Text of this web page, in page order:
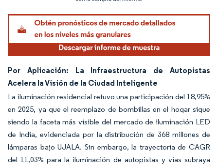
Por Aplicación: La Infraestructura de Autopistas
Acelera la Visión de la Ciudad Inteligente
La iluminación residencial retuvo una participación del 18,95%
en 2025, ya que el reemplazo de bombillas en el hogar sigue
siendo la faceta más visible del mercado de iluminación LED
de India, evidenciada por la distribución de 368 millones de
lámparas bajo UJALA. Sin embargo, la trayectoria de CAGR
del 11,03% para la iluminación de autopistas y vías subraya